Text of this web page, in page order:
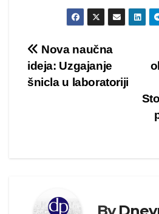
Kretanje
članka
Nova naučna
ideja: Uzgajanje
šnicla u laboratoriji
By